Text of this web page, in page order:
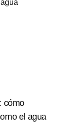
cómo
el agua